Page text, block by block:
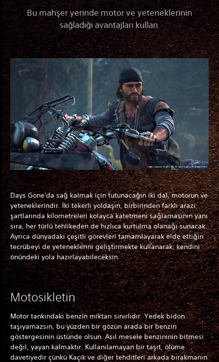
Bu mahşer yerinde motor ve yeteneklerinin
sağladığı avantajları kullan
Days Gone'da sağ kalmak için tutunacağın iki dal, motorun ve
yeteneklerindir. İki tekerli yoldaşın, birbirinden farklı arazi
şartlarında kilometreleri kolayca katetmeni sağlamasının yanı
sıra, her türlü tehlikeden de hızlıca kurtulma olanağı sunacak.
Ayrıca dünyadaki çeşitli görevleri tamamlayarak elde ettiğin
tecrübeyi de yeteneklerini geliştirmekte kullanarak, kendini
önündeki yola hazırlayabileceksin.
Motosikletin
Motor tankındaki benzin miktarı sınırlıdır. Yedek bidon
taşıyamazsın, bu yüzden bir gözün arada bir benzin
göstergesinin üstünde olsun. Asıl mesele benzininin bitmesi
değil, yayan kalmaktır. Kullanılamayan bir taşıt, ölüme
davetiyedir çünkü Kaçık ve diğer tehditleri arkada bırakmanın